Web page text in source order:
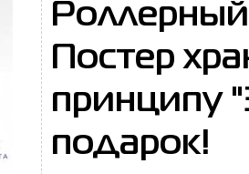
Постер
принципу
подарок!